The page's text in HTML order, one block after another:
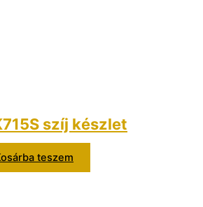
szíj készlet
teszem